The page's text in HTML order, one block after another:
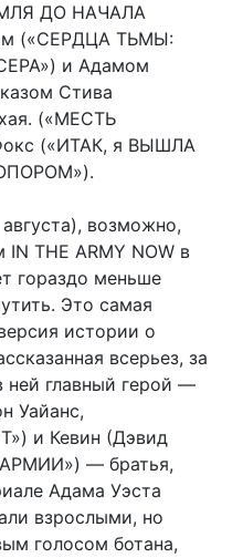
ДО НАЧАЛА
(«СЕРДЦА ТЬМЫ:
и Адамом
Стива
(«МЕСТЬ
(«ИТАК, я ВЫШЛА
возможно,
THE ARMY NOW в
гораздо меньше
Это самая
истории о
всерьез, за
ней главный герой —
Уайанс,
и Кевин (Дэвид
— братья,
Адама Уэста
взрослыми, но
голосом ботана,